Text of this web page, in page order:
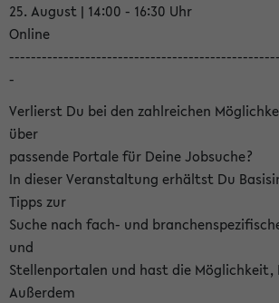
25. August | 14:00 - 16:30 Uhr
Online
-
Verlierst Du bei den zahlreichen
über
passende Portale für Deine Jobsuche?
In dieser Veranstaltung erhältst Du
Tipps zur
Suche nach fach- und
und
Stellenportalen und hast die Möglichkeit,
Außerdem